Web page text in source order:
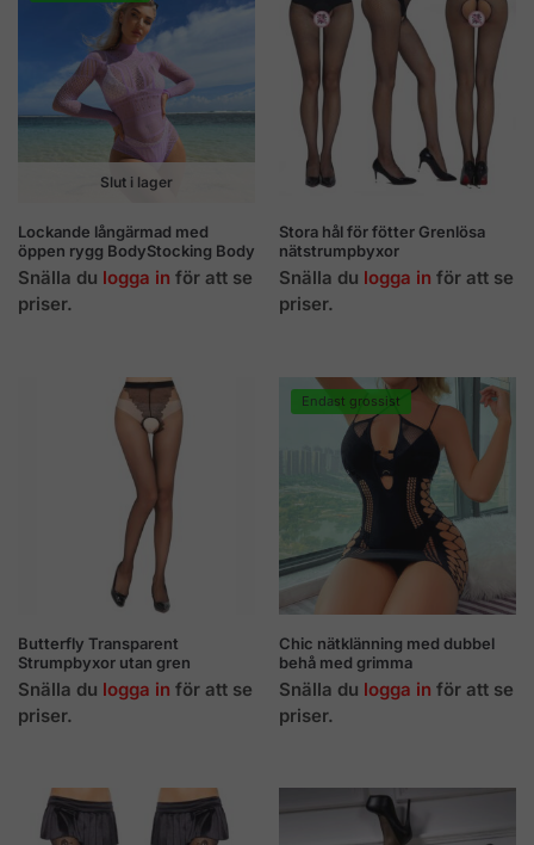
Slut i lager
Lockande långärmad med
öppen rygg BodyStocking Body
Snälla du logga in för att se
priser.
Stora hål för fötter Grenlösa
nätstrumpbyxor
Snälla du logga in för att se
priser.
Butterfly Transparent
Strumpbyxor utan gren
Snälla du logga in för att se
priser.
Endast grossist
Chic nätklänning med dubbel
behå med grimma
Snälla du logga in för att se
priser.